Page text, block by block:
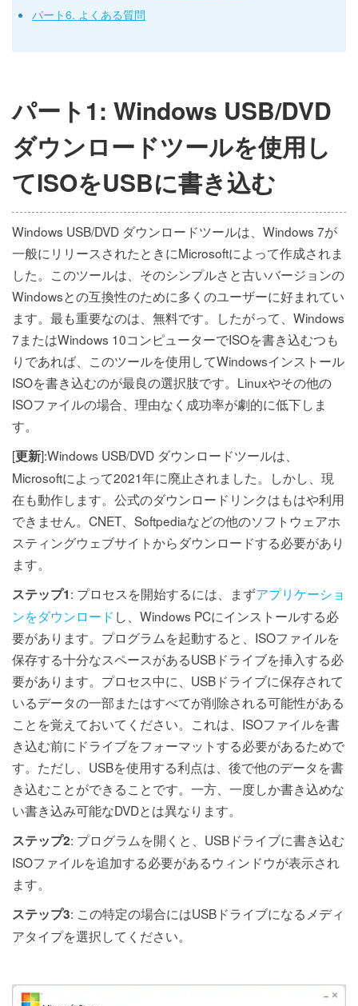
パート6. よくある質問
パート1: Windows USB/DVD
ダウンロードツールを使用し
てISOをUSBに書き込む
Windows USB/DVD ダウンロードツールは、Windows 7が
一般にリリースされたときにMicrosoftによって作成されま
した。このツールは、そのシンプルさと古いバージョンの
Windowsとの互換性のために多くのユーザーに好まれてい
ます。最も重要なのは、無料です。したがって、Windows
7またはWindows 10コンピューターでISOを書き込むつも
りであれば、このツールを使用してWindowsインストール
ISOを書き込むのが最良の選択肢です。Linuxやその他の
ISOファイルの場合、理由なく成功率が劇的に低下しま
す。
[更新]:Windows USB/DVD ダウンロードツールは、
Microsoftによって2021年に廃止されました。しかし、現
在も動作します。公式のダウンロードリンクはもはや利用
できません。CNET、Softpediaなどの他のソフトウェアホ
スティングウェブサイトからダウンロードする必要があり
ます。
ステップ1: プロセスを開始するには、まずアプリケーショ
ンをダウンロード し、Windows PCにインストールする必
要があります。プログラムを起動すると、ISOファイルを
保存する十分なスペースがあるUSBドライブを挿入する必
要があります。プロセス中に、USBドライブに保存されて
いるデータの一部またはすべてが削除される可能性がある
ことを覚えておいてください。これは、ISOファイルを書
き込む前にドライブをフォーマットする必要があるためで
す。ただし、USBを使用する利点は、後で他のデータを書
き込むことができることです。一方、一度しか書き込めな
い書き込み可能なDVDとは異なります。
ステップ2: プログラムを開くと、USBドライブに書き込む
ISOファイルを追加する必要があるウィンドウが表示され
ます。
ステップ3: この特定の場合にはUSBドライブになるメディ
アタイプを選択してください。